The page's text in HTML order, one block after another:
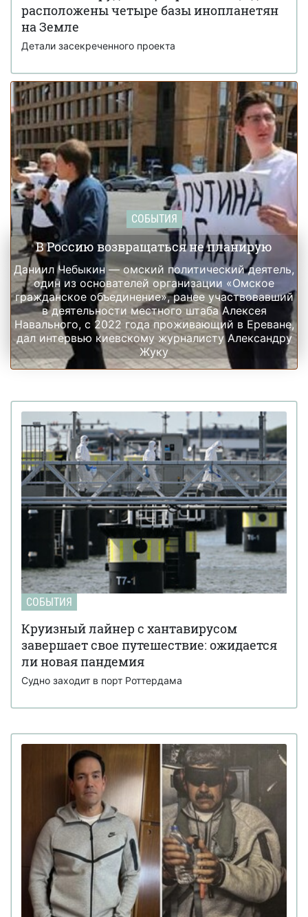
19 февраля 18:55 Украинка из Броваров вела переписку с
расположены четыре базы инопланетян
на Земле
Детали засекреченного проекта
СОБЫТИЯ
В Россию возвращаться не планирую
Даниил Чебыкин — омский политический деятель,
один из основателей организации «Омское
гражданское объединение», ранее участвовавший
в деятельности местного штаба Алексея
Навального, с 2022 года проживающий в Ереване,
дал интервью киевскому журналисту Александру
Жуку
СОБЫТИЯ
Круизный лайнер с хантавирусом
завершает свое путешествие: ожидается
ли новая пандемия
Судно заходит в порт Роттердама